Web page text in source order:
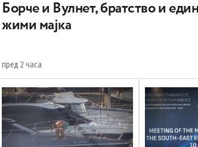
Борче и Вулнет, братство и
жими мајка
пред 2 часа